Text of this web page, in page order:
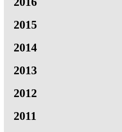
2015
2014
2013
2012
2011